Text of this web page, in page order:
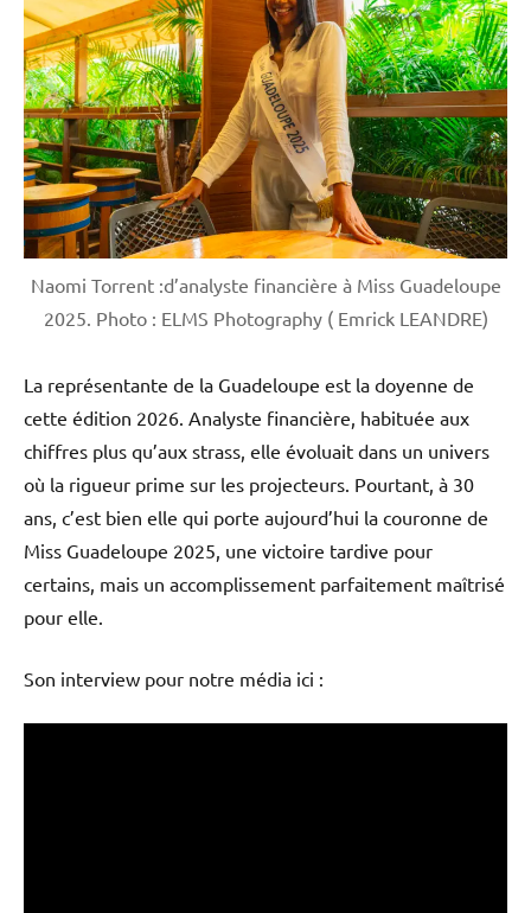
Naomi Torrent :d’analyste financière à Miss Guadeloupe
2025. Photo : ELMS Photography ( Emrick LEANDRE)
La représentante de la Guadeloupe est la doyenne de
cette édition 2026. Analyste financière, habituée aux
chiffres plus qu’aux strass, elle évoluait dans un univers
où la rigueur prime sur les projecteurs. Pourtant, à 30
ans, c’est bien elle qui porte aujourd’hui la couronne de
Miss Guadeloupe 2025, une victoire tardive pour
certains, mais un accomplissement parfaitement maîtrisé
pour elle.
Son interview pour notre média ici :